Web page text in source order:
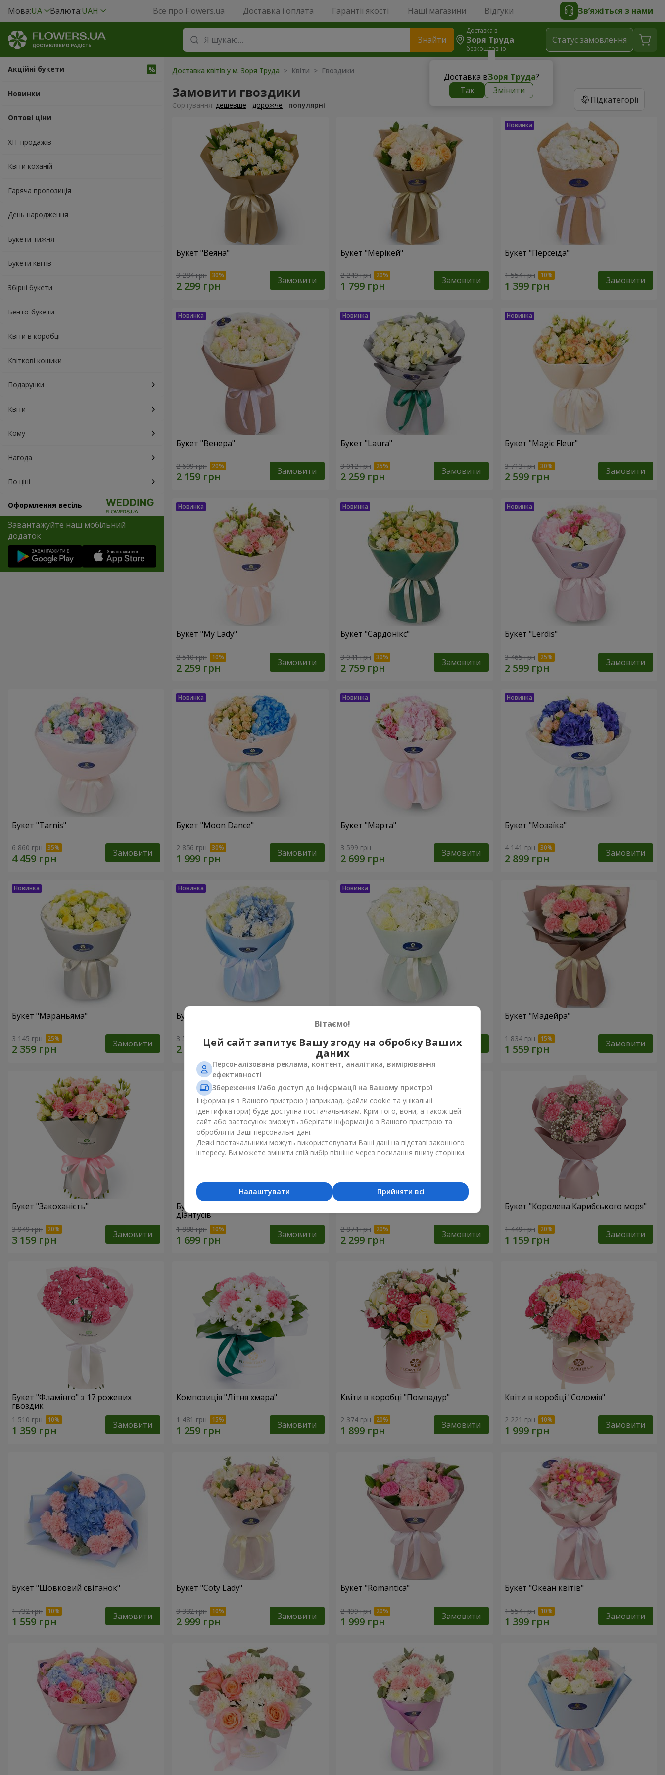
Мова:UA Валюта:UAH Все про Flowers.ua Доставка і оплата Гарантії якості Наші магазини Відгуки Зв’яжіться з нами
Знайти
Доставка в
Зоря Труда
безкоштовно
Доставка вЗоря Труда?
Так
Змінити
Статус замовлення
Акційні букети
Новинки
Оптові ціни
ХІТ продажів
Квіти коханій
Гаряча пропозиція
День народження
Букети тижня
Букети квітів
Збірні букети
Бенто-букети
Квіти в коробці
Квіткові кошики
Подарунки
Квіти
Кому
Нагода
По ціні
Оформлення весіль
Завантажуйте наш мобільний
додаток
Доставка квітів у м. Зоря Труда > Квіти > Гвоздики
Замовити гвоздики Підкатегорії
Сортування: дешевше дорожче популярні
Букет "Веяна"
3 284 грн Замовити
Букет "Мерікей"
2 249 грн Замовити
Букет "Персеїда"
1 554 грн Замовити
Букет "Венера"
2 699 грн Замовити
Букет "Laura"
3 012 грн Замовити
Букет "Magic Fleur"
3 713 грн Замовити
Букет "My Lady"
2 510 грн Замовити
Букет "Сардонікс"
3 941 грн Замовити
Букет "Lerdis"
3 465 грн Замовити
Букет "Tarnis"
6 860 грн Замовити
Букет "Moon Dance"
2 856 грн Замовити
Букет "Марта"
3 599 грн Замовити
Букет "Мозаїка"
4 141 грн Замовити
Букет "Мараньяма"
3 145 грн Замовити
Букет "Sia"
3 599 грн Замовити 3 799 грн Замовити
Букет "Мадейра"
1 834 грн Замовити
Букет "Закоханість"
3 949 грн Замовити
Букет "Pink vision" з 17 рожевих
діантусів
1 888 грн Замовити 2 874 грн Замовити
Букет "Королева Карибського моря"
1 449 грн Замовити
Букет "Фламінго" з 17 рожевих
гвоздик
1 510 грн Замовити
Композиція "Літня хмара"
1 481 грн Замовити
Квіти в коробці "Помпадур"
2 374 грн Замовити
Квіти в коробці "Соломія"
2 221 грн Замовити
Букет "Шовковий світанок"
1 732 грн Замовити
Букет "Coty Lady"
3 332 грн Замовити
Букет "Romantica"
2 499 грн Замовити
Букет "Океан квітів"
1 554 грн Замовити
Вітаємо!
Цей сайт запитує Вашу згоду на обробку Ваших
даних
Персоналізована реклама, контент, аналітика, вимірювання
ефективності
Збереження і/або доступ до інформації на Вашому пристрої
Інформація з Вашого пристрою (наприклад, файли cookie та унікальні
ідентифікатори) буде доступна постачальникам. Крім того, вони, а також цей
сайт або застосунок зможуть зберігати інформацію з Вашого пристрою та
обробляти Ваші персональні дані.
Деякі постачальники можуть використовувати Ваші дані на підставі законного
інтересу. Ви можете змінити свій вибір пізніше через посилання внизу сторінки.
Прийняти всі
Налаштувати